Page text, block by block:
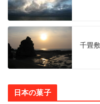
千畳
日本の菓子